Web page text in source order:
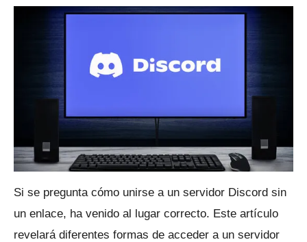
Si se pregunta cómo unirse a un servidor Discord sin
un enlace, ha venido al lugar correcto. Este artículo
revelará diferentes formas de acceder a un servidor